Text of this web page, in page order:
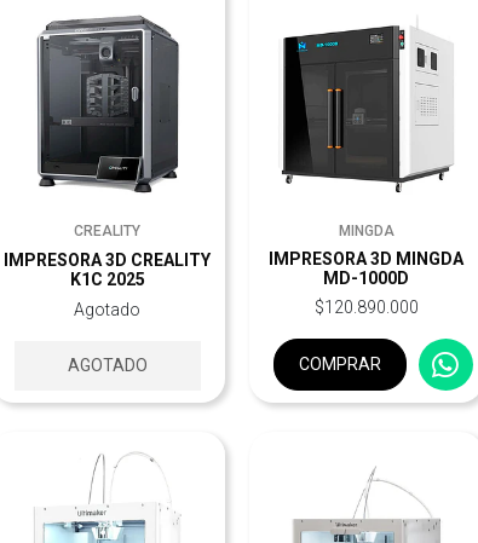
CREALITY
IMPRESORA 3D CREALITY
K1C 2025
Agotado
AGOTADO
MINGDA
IMPRESORA 3D MINGDA
MD-1000D
$120.890.000
COMPRAR